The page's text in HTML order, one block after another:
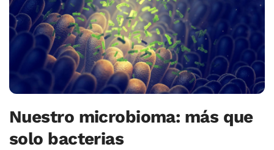
Nuestro microbioma: más que
solo bacterias